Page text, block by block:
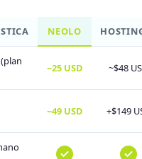
NEOLO
~25 USD ~$48
~49 USD +$149